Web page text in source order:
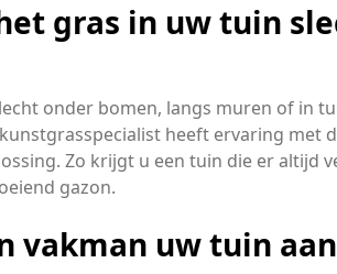
gras in uw tuin
onder bomen, langs muren of in
heeft ervaring met
Zo krijgt u een tuin die er altijd
gazon.
vakman uw tuin